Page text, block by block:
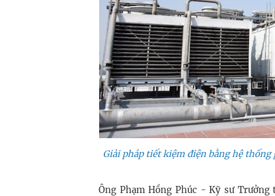
Giải pháp tiết kiệm điện bằng hệ
Ông Phạm Hồng Phúc - Kỹ sư